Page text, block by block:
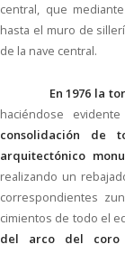
central, que
hasta el muro de
de la nave central.
En 1976 la
haciéndose
consolidación
arquitectónico
realizando un
correspondientes
cimientos de todo el
del arco del